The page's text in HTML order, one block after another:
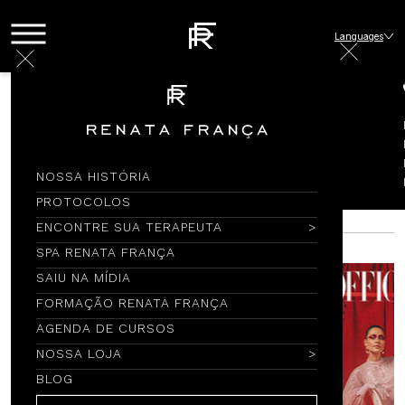
NOSSA HISTÓRIA
PROTOCOLOS
ENCONTRE SUA TERAPEUTA
SPA RENATA FRANÇA
SAIU NA MÍDIA
FORMAÇÃO RENATA FRANÇA
AGENDA DE CURSOS
NOSSA LOJA
BLOG
Languages
Saiu na Mídia
2024 2023 2022
2019